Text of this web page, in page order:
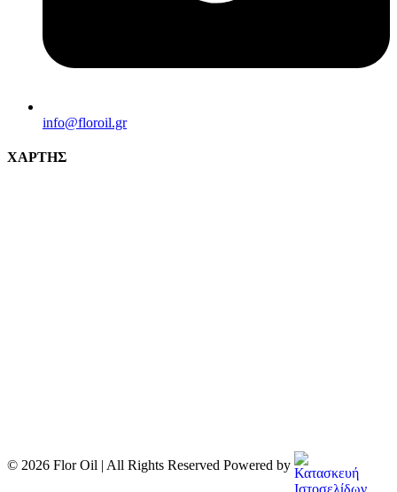
info@florοil.gr
ΧΑΡΤΗΣ
© 2026 Flor Oil | All Rights Reserved Powered by